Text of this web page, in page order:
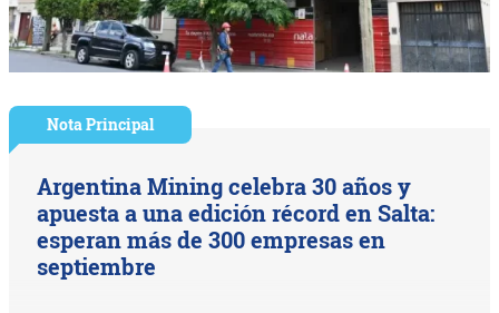
Nota Principal
Argentina Mining celebra 30 años y
apuesta a una edición récord en Salta:
esperan más de 300 empresas en
septiembre